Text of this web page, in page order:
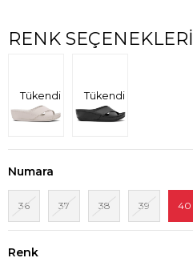
RENK SEÇENEKLERI
Tükendi Tükendi
Numara
36 37 38 39 40
Renk